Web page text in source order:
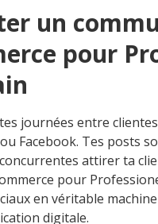
un
pour
journées entre
Facebook. Tes posts
attirer ta
pour
en véritable
digitale.